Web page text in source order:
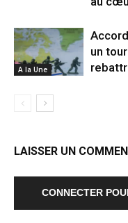
A la Une
un
LAISSER UN
CONNECTER